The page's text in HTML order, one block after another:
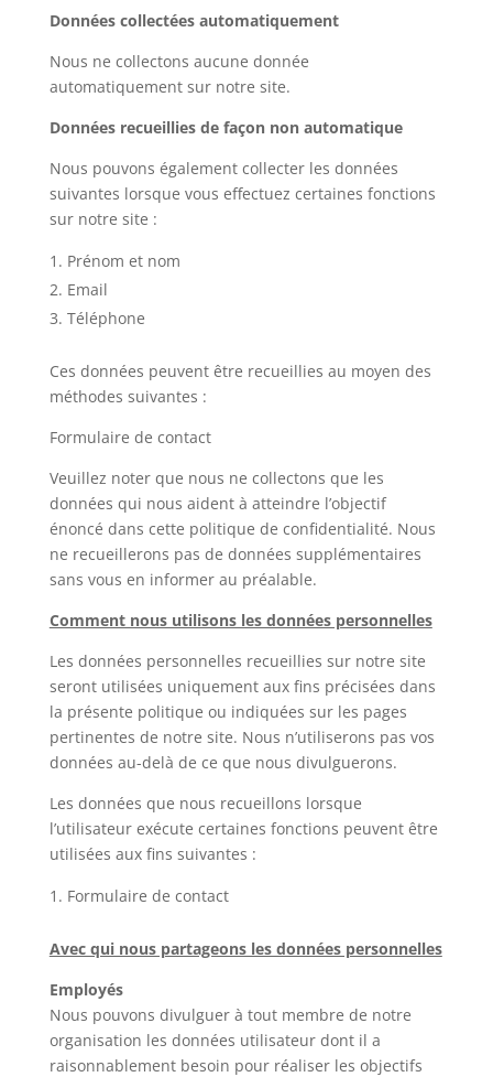
Données collectées automatiquement
Nous ne collectons aucune donnée
automatiquement sur notre site.
Données recueillies de façon non automatique
Nous pouvons également collecter les données
suivantes lorsque vous effectuez certaines fonctions
sur notre site :
Prénom et nom
Email
Téléphone
Ces données peuvent être recueillies au moyen des
méthodes suivantes :
Formulaire de contact
Veuillez noter que nous ne collectons que les
données qui nous aident à atteindre l’objectif
énoncé dans cette politique de confidentialité. Nous
ne recueillerons pas de données supplémentaires
sans vous en informer au préalable.
Comment nous utilisons les données personnelles
Les données personnelles recueillies sur notre site
seront utilisées uniquement aux fins précisées dans
la présente politique ou indiquées sur les pages
pertinentes de notre site. Nous n’utiliserons pas vos
données au-delà de ce que nous divulguerons.
Les données que nous recueillons lorsque
l’utilisateur exécute certaines fonctions peuvent être
utilisées aux fins suivantes :
Formulaire de contact
Avec qui nous partageons les données personnelles
Employés
Nous pouvons divulguer à tout membre de notre
organisation les données utilisateur dont il a
raisonnablement besoin pour réaliser les objectifs